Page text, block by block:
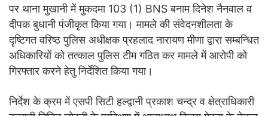
पर थाना मुखानी में मुकदमा 103 (1) BNS बनाम दिनेश नैनवाल व
दीपक बुधानी पंजीकृत किया गया। मामले की संवेदनशीलता के
दृष्टिगत वरिष्ठ पुलिस अधीक्षक प्रहलाद नारायण मीणा द्वारा सम्बन्धित
अधिकारियों को तत्काल पुलिस टीम गठित कर मामले में आरोपी को
गिरफ्तार करने हेतु निर्देशित किया गया।
निर्देश के क्रम में एसपी सिटी हल्द्वानी प्रकाश चन्द्र व क्षेत्राधिकारी